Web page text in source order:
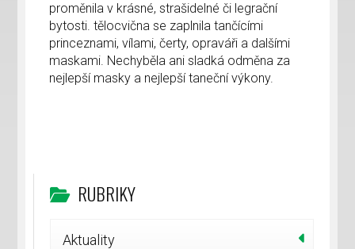
proměnila v krásné, strašidelné či legrační
bytosti. tělocvična se zaplnila tančícími
princeznami, vílami, čerty, opraváři a dalšími
maskami. Nechyběla ani sladká odměna za
nejlepší masky a nejlepší taneční výkony.
RUBRIKY
Aktuality